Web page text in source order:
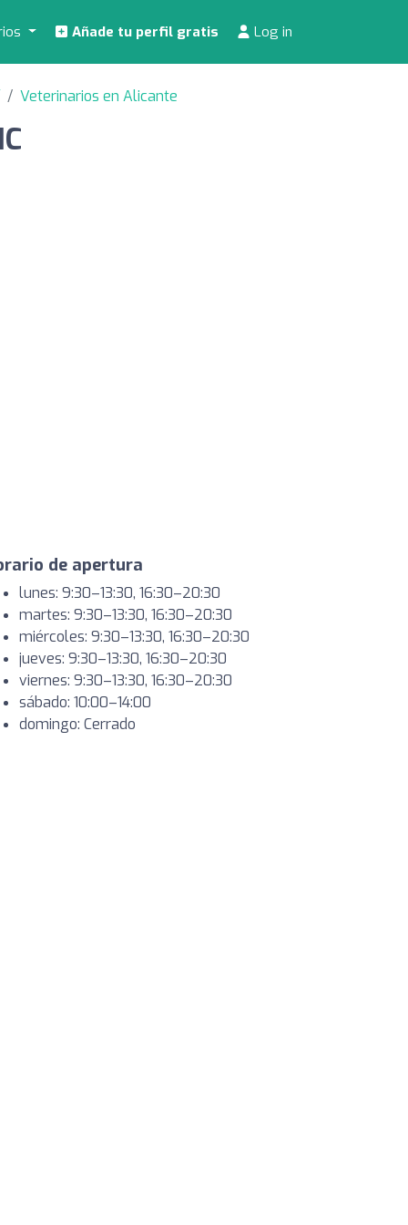
Añade tu perfil gratis Log in
Veterinarios en Alicante
de apertura
lunes: 9:30–13:30, 16:30–20:30
martes: 9:30–13:30, 16:30–20:30
miércoles: 9:30–13:30, 16:30–20:30
jueves: 9:30–13:30, 16:30–20:30
viernes: 9:30–13:30, 16:30–20:30
sábado: 10:00–14:00
domingo: Cerrado